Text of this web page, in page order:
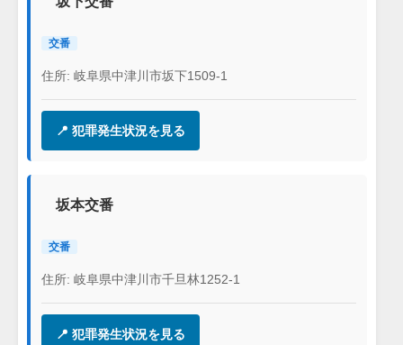
交番
住所: 岐阜県中津川市坂下1509-1
📍 犯罪発生状況を見る
坂本交番
交番
住所: 岐阜県中津川市千旦林1252-1
📍 犯罪発生状況を見る